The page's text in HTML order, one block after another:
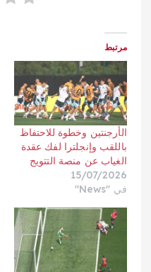
مرتبط
الأرجنتين وخطوة للاحتفاظ
باللقب وإنجلترا لفك عقدة
الغياب عن منصة التتويج
15/07/2026
في "News"